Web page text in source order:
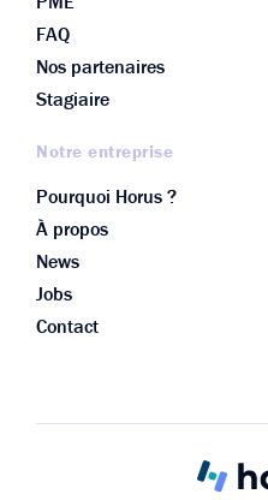
FAQ
Nos partenaires
Stagiaire
Notre entreprise
Pourquoi Horus ?
À propos
News
Jobs
Contact